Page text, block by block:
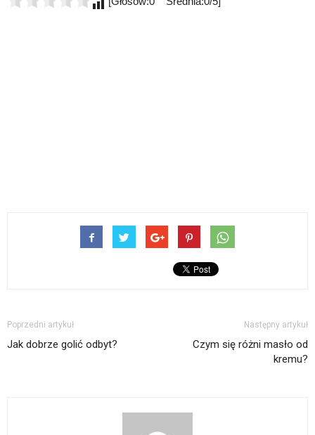
Poprzedni artykuł
Jak dobrze golić odbyt?
Następny artykuł
Czym się różni masło od
kremu?